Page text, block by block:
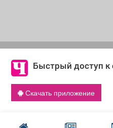
Быстрый доступ
Скачать приложение
согласие на обработку
обеспечивают корректную
информации для улучшения
Что такое